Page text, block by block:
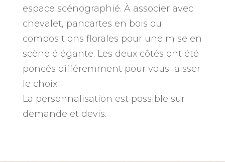
espace scénographié. À associer avec
chevalet, pancartes en bois ou
compositions florales pour une mise en
scène élégante. Les deux côtés ont été
poncés différemment pour vous laisser
le choix.
La personnalisation est possible sur
demande et devis.